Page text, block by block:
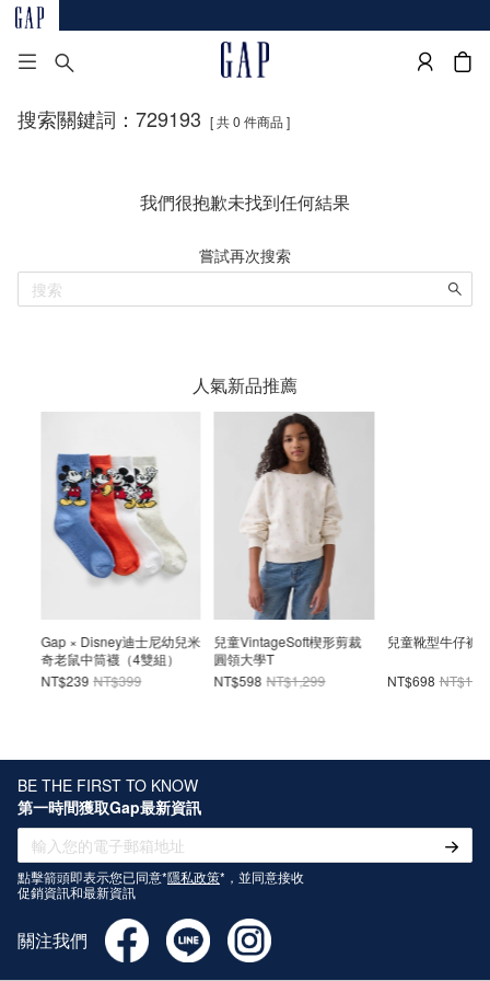
搜索關鍵詞：729193 [ 共 0 件商品 ]
我們很抱歉未找到任何結果
嘗試再次搜索
人氣新品推薦
Gap × Disney迪士尼幼兒米
奇老鼠中筒襪（4雙組）
NT$239 NT$399
兒童VintageSoft楔形剪裁
圓領大學T
NT$598 NT$1,299
兒童靴型牛仔褲
NT$698
BE THE FIRST TO KNOW
第一時間獲取Gap最新資訊
點擊箭頭即表示您已同意*隱私政策*，並同意接收
促銷資訊和最新資訊
關注我們